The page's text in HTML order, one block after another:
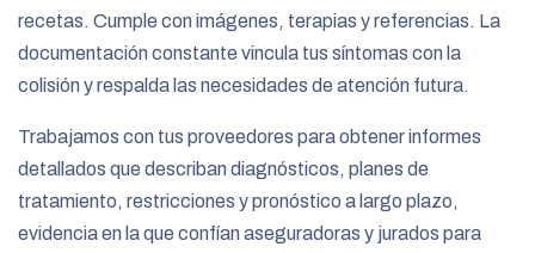
recetas. Cumple con imágenes, terapias y referencias. La
documentación constante vincula tus síntomas con la
colisión y respalda las necesidades de atención futura.
Trabajamos con tus proveedores para obtener informes
detallados que describan diagnósticos, planes de
tratamiento, restricciones y pronóstico a largo plazo,
evidencia en la que confían aseguradoras y jurados para